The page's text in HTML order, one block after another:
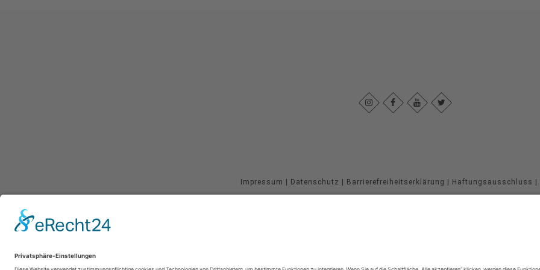
Impressum Datenschutz Barrierefreiheitserklärung Haftungsausschluss